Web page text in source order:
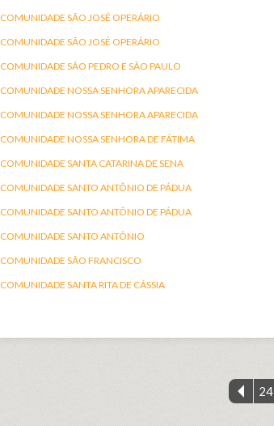
COMUNIDADE SÃO JOSÉ OPERÁRIO
COMUNIDADE SÃO JOSÉ OPERÁRIO
COMUNIDADE SÃO PEDRO E SÃO PAULO
COMUNIDADE NOSSA SENHORA APARECIDA
COMUNIDADE NOSSA SENHORA APARECIDA
COMUNIDADE NOSSA SENHORA DE FÁTIMA
COMUNIDADE SANTA CATARINA DE SENA
COMUNIDADE SANTO ANTÔNIO DE PÁDUA
COMUNIDADE SANTO ANTÔNIO DE PÁDUA
COMUNIDADE SANTO ANTÔNIO
COMUNIDADE SÃO FRANCISCO
COMUNIDADE SANTA RITA DE CÁSSIA
24